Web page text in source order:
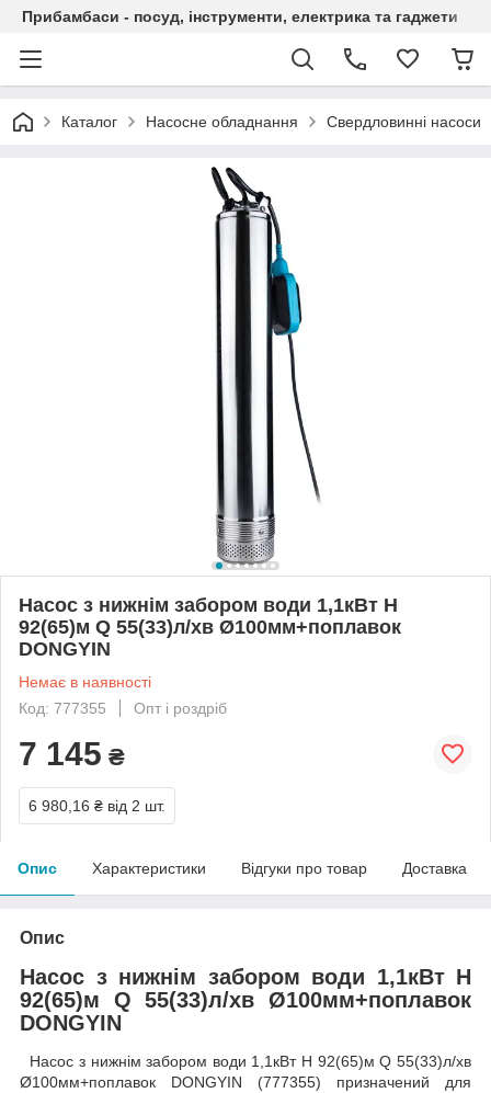
Прибамбаси - посуд, інструменти, електрика та гаджети
Каталог Насосне обладнання Свердловинні насоси
Насос з нижнім забором води 1,1кВт H
92(65)м Q 55(33)л/хв Ø100мм+поплавок
DONGYIN
Немає в наявності
Код: 777355
Опт і роздріб
7 145 ₴
6 980,16 ₴ від 2 шт.
Опис Характеристики Відгуки про товар Доставка
Опис
Насос з нижнім забором води 1,1кВт H
92(65)м Q 55(33)л/хв Ø100мм+поплавок
DONGYIN
Насос з нижнім забором води 1,1кВт H 92(65)м Q 55(33)л/хв
Ø100мм+поплавок DONGYIN (777355) призначений для